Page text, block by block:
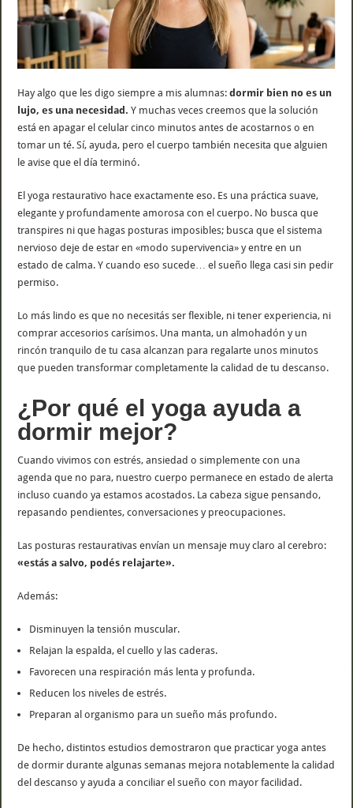
Hay algo que les digo siempre a mis alumnas:dormir bien no es un
lujo, es una necesidad. Y muchas veces creemos que la solución
está en apagar el celular cinco minutos antes de acostarnos o en
tomar un té. Sí, ayuda, pero el cuerpo también necesita que alguien
le avise que el día terminó.
El yoga restaurativo hace exactamente eso. Es una práctica suave,
elegante y profundamente amorosa con el cuerpo. No busca que
transpires ni que hagas posturas imposibles; busca que el sistema
nervioso deje de estar en «modo supervivencia» y entre en un
estado de calma. Y cuando eso sucede… el sueño llega casi sin pedir
permiso.
Lo más lindo es que no necesitás ser flexible, ni tener experiencia, ni
comprar accesorios carísimos. Una manta, un almohadón y un
rincón tranquilo de tu casa alcanzan para regalarte unos minutos
que pueden transformar completamente la calidad de tu descanso.
¿Por qué el yoga ayuda a
dormir mejor?
Cuando vivimos con estrés, ansiedad o simplemente con una
agenda que no para, nuestro cuerpo permanece en estado de alerta
incluso cuando ya estamos acostados. La cabeza sigue pensando,
repasando pendientes, conversaciones y preocupaciones.
Las posturas restaurativas envían un mensaje muy claro al cerebro:
«estás a salvo, podés relajarte».
Además:
Disminuyen la tensión muscular.
Relajan la espalda, el cuello y las caderas.
Favorecen una respiración más lenta y profunda.
Reducen los niveles de estrés.
Preparan al organismo para un sueño más profundo.
De hecho, distintos estudios demostraron que practicar yoga antes
de dormir durante algunas semanas mejora notablemente la calidad
del descanso y ayuda a conciliar el sueño con mayor facilidad.